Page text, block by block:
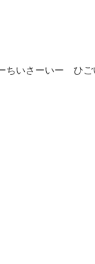
ちいさーいー ひご